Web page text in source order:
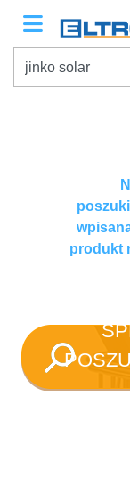
produkt